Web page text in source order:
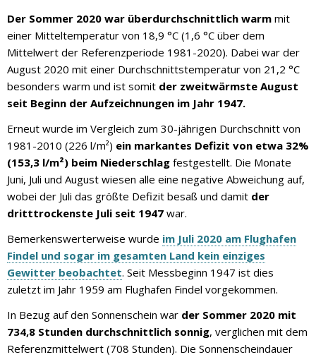
Der Sommer 2020 war überdurchschnittlich warm mit
einer Mitteltemperatur von 18,9 °C (1,6 °C über dem
Mittelwert der Referenzperiode 1981-2020). Dabei war der
August 2020 mit einer Durchschnittstemperatur von 21,2 °C
besonders warm und ist somit der zweitwärmste August
seit Beginn der Aufzeichnungen im Jahr 1947.
Erneut wurde im Vergleich zum 30-jährigen Durchschnitt von
1981-2010 (226 l/m²) ein markantes Defizit von etwa 32%
(153,3 l/m²) beim Niederschlag festgestellt. Die Monate
Juni, Juli und August wiesen alle eine negative Abweichung auf,
wobei der Juli das größte Defizit besaß und damit der
dritttrockenste Juli seit 1947 war.
Bemerkenswerterweise wurde im Juli 2020 am Flughafen
Findel und sogar im gesamten Land kein einziges
Gewitter beobachtet. Seit Messbeginn 1947 ist dies
zuletzt im Jahr 1959 am Flughafen Findel vorgekommen.
In Bezug auf den Sonnenschein war der Sommer 2020 mit
734,8 Stunden durchschnittlich sonnig, verglichen mit dem
Referenzmittelwert (708 Stunden). Die Sonnenscheindauer